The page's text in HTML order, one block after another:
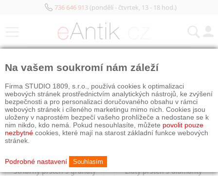
736 646 913(pondělí - čtvrtek, 13 - 18 hod.)
Stříbrný prsten s granáty Zlatý prsten s diamanty
Na vašem soukromí nám záleží
Firma STUDIO 1809, s.r.o., používá cookies k optimalizaci
webových stránek prostřednictvím analytických nástrojů, ke zvýšení
bezpečnosti a pro personalizaci doručovaného obsahu v rámci
webových stránek i cíleného marketingu mimo nich. Cookies jsou
uloženy v naprostém bezpečí vašeho prohlížeče a nedostane se k
nim nikdo, kdo nemá. Pokud nesouhlasíte, můžete povolit pouze
nezbytné cookies, které mají na starost základní funkce webových
stránek.
Podrobné nastavení Souhlasím